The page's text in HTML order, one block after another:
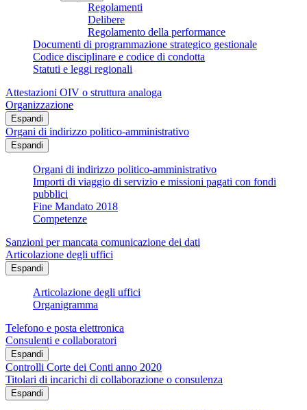
Regolamenti
Delibere
Regolamento della performance
Documenti di programmazione strategico gestionale
Codice disciplinare e codice di condotta
Statuti e leggi regionali
Attestazioni OIV o struttura analoga
Organizzazione
Espandi
Organi di indirizzo politico-amministrativo
Espandi
Organi di indirizzo politico-amministrativo
Importi di viaggio di servizio e missioni pagati con fondi
pubblici
Fine Mandato 2018
Competenze
Sanzioni per mancata comunicazione dei dati
Articolazione degli uffici
Espandi
Articolazione degli uffici
Organigramma
Telefono e posta elettronica
Consulenti e collaboratori
Espandi
Controlli Corte dei Conti anno 2020
Titolari di incarichi di collaborazione o consulenza
Espandi